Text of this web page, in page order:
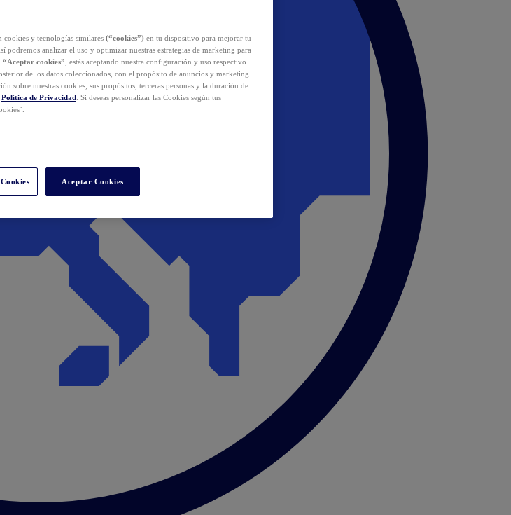
cookies y tecnologías similares (“cookies”) en tu dispositivo para mejorar tu
podremos analizar el uso y optimizar nuestras estrategias de marketing para
“Aceptar cookies” , estás aceptando nuestra configuración y uso respectivo
de los datos coleccionados, con el propósito de anuncios y marketing
sobre nuestras cookies, sus propósitos, terceras personas y la duración de
Política de Privacidad . Si deseas personalizar las Cookies según tus
Aceptar Cookies